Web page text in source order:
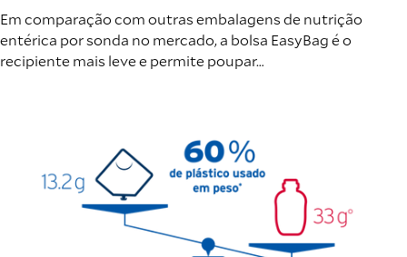
Em comparação com outras embalagens de nutrição
entérica por sonda no mercado, a bolsa EasyBag é o
recipiente mais leve e permite poupar…